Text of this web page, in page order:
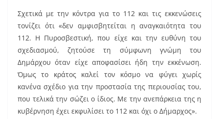
Σχετικά με την κόντρα για το 112 και τις εκκενώσεις
τονίζει ότι «δεν αμφισβητείται η αναγκαιότητα του
112. Η Πυροσβεστική, που είχε και την ευθύνη του
σχεδιασμού, ζητούσε τη σύμφωνη γνώμη του
Δημάρχου όταν είχε αποφασίσει ήδη την εκκένωση.
Όμως το κράτος καλεί τον κόσμο να φύγει χωρίς
κανένα σχέδιο για την προστασία της περιουσίας του,
που τελικά την σώζει ο ίδιος. Με την ανεπάρκεια της η
κυβέρνηση έχει εκφυλίσει το 112 και όχι ο Δήμαρχος».